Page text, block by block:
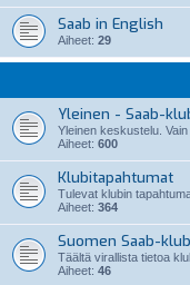
Saab in English
Aiheet: 29
Yleinen - Saab-
Yleinen keskustelu.
Aiheet: 600
Klubitapahtumat
Tulevat klubin
Aiheet: 364
Suomen Saab-
Täältä virallista tietoa
Aiheet: 46